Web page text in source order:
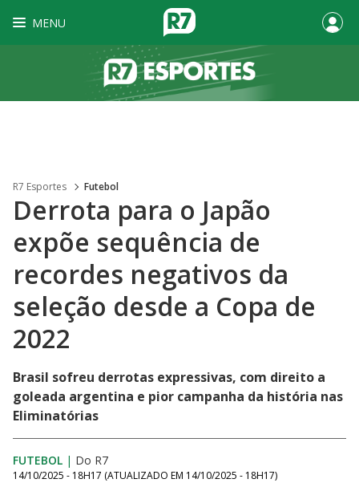
MENU
R7 Esportes Futebol
Derrota para o Japão
expõe sequência de
recordes negativos da
seleção desde a Copa de
2022
Brasil sofreu derrotas expressivas, com direito a
goleada argentina e pior campanha da história nas
Eliminatórias
FUTEBOL | Do R7
14/10/2025 - 18H17 (ATUALIZADO EM 14/10/2025 - 18H17)